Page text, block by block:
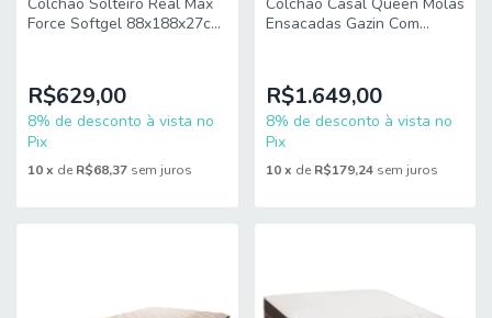
Force Softgel 88x188x27cm
R$629,00
8% de desconto à vista no
Pix
10x de R$68,37 sem juros
Ensacadas Gazin Com
R$1.649,00
8% de desconto à vista no
Pix
10 x de R$179,24 sem juros